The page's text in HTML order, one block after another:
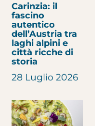
Carinzia: il
fascino
autentico
dell’Austria tra
laghi alpini e
città ricche di
storia
28 Luglio 2026